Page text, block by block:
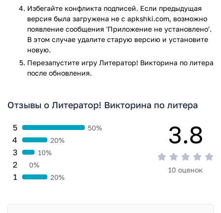
Избегайте конфликта подписей. Если предыдущая
версия была загружена не с apkshki.com, возможно
появление сообщения 'Приложение не установлено'.
В этом случае удалите старую версию и установите
новую.
Перезапустите игру Литератор! Викторина по литера
после обновления.
Отзывы о Литератор! Викторина по литера
1 20%
2 0%
3 10%
4 20%
5 50% 3.8
10 оценок